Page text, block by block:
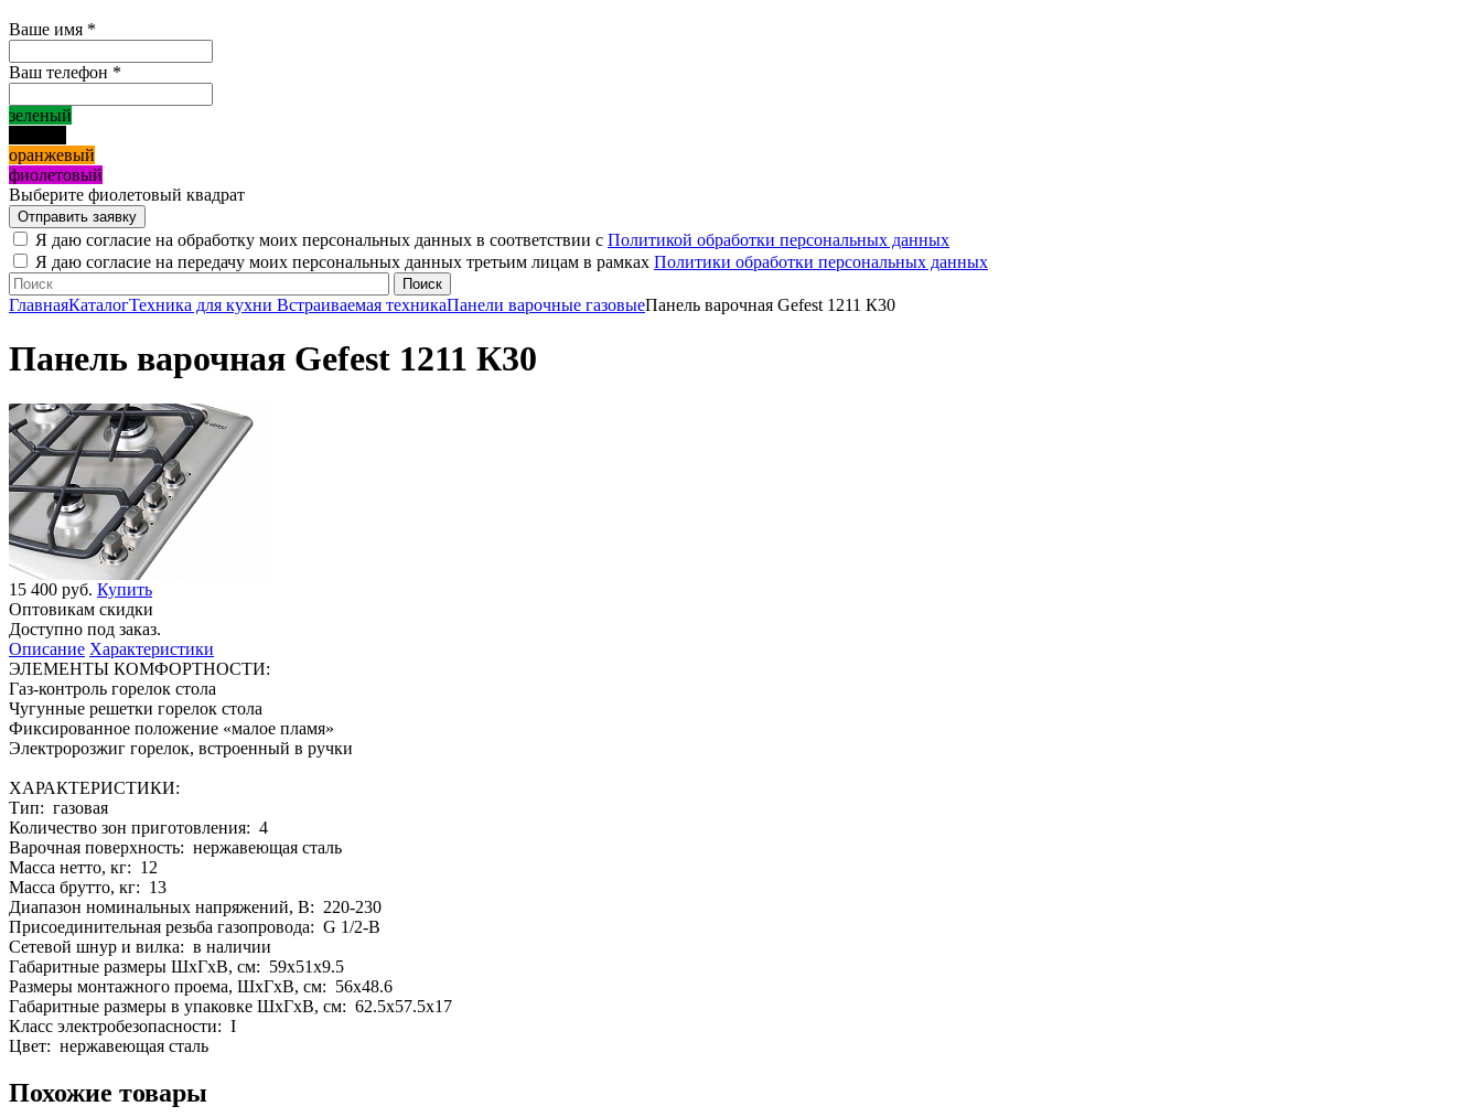
Ваше имя *
Ваш телефон *
зеленый
оранжевый
фиолетовый
Выберите фиолетовый квадрат
Я даю согласие на обработку моих персональных данных в соответствии с Политикой обработки персональных данных
Я даю согласие на передачу моих персональных данных третьим лицам в рамках Политики обработки персональных данных
ГлавнаяКаталогТехника для кухни Встраиваемая техникаПанели варочные газовыеПанель варочная Gefest 1211 К30
Панель варочная Gefest 1211 К30
15 400 руб. Купить
Оптовикам скидки
Доступно под заказ.
Описание Характеристики
ЭЛЕМЕНТЫ КОМФОРТНОСТИ:
Газ-контроль горелок стола
Чугунные решетки горелок стола
Фиксированное положение «малое пламя»
Электророзжиг горелок, встроенный в ручки
ХАРАКТЕРИСТИКИ:
Тип: газовая
Количество зон приготовления: 4
Варочная поверхность: нержавеющая сталь
Масса нетто, кг: 12
Масса брутто, кг: 13
Диапазон номинальных напряжений, В: 220-230
Присоединительная резьба газопровода: G 1/2-В
Сетевой шнур и вилка: в наличии
Габаритные размеры ШхГхВ, см: 59x51x9.5
Размеры монтажного проема, ШхГхВ, см: 56x48.6
Габаритные размеры в упаковке ШхГхВ, см: 62.5x57.5x17
Класс электробезопасности: I
Цвет: нержавеющая сталь
Похожие товары